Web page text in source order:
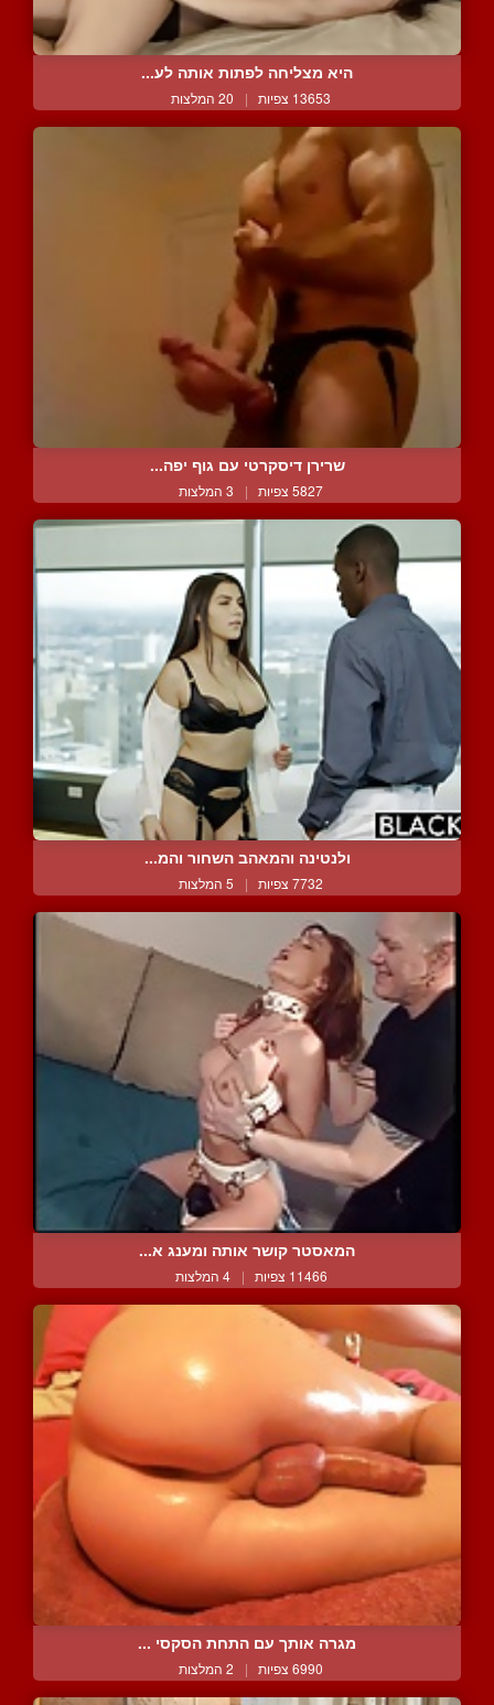
היא מצליחה לפתות אותה לע...
13653 צפיות | 20 המלצות
שרירן דיסקרטי עם גוף יפה...
5827 צפיות | 3 המלצות
ולנטינה והמאהב השחור והמ...
7732 צפיות | 5 המלצות
המאסטר קושר אותה ומענג א...
11466 צפיות | 4 המלצות
מגרה אותך עם התחת הסקסי ...
6990 צפיות | 2 המלצות